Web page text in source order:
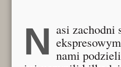
Nasi zachodni sąsiedzi przyszykowują w tempie nami